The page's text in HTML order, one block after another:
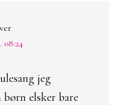
08:24
jeg
elsker bare